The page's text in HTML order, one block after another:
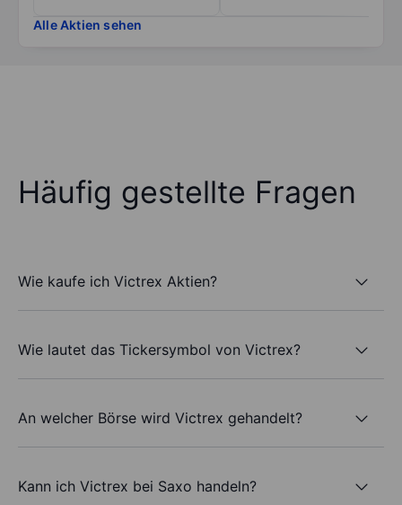
Alle Aktien sehen
Häufig gestellte Fragen
Wie kaufe ich Victrex Aktien?
Wie lautet das Tickersymbol von Victrex?
An welcher Börse wird Victrex gehandelt?
Kann ich Victrex bei Saxo handeln?